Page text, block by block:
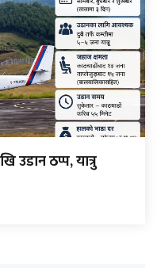
उडान ठप्प, यात्रु